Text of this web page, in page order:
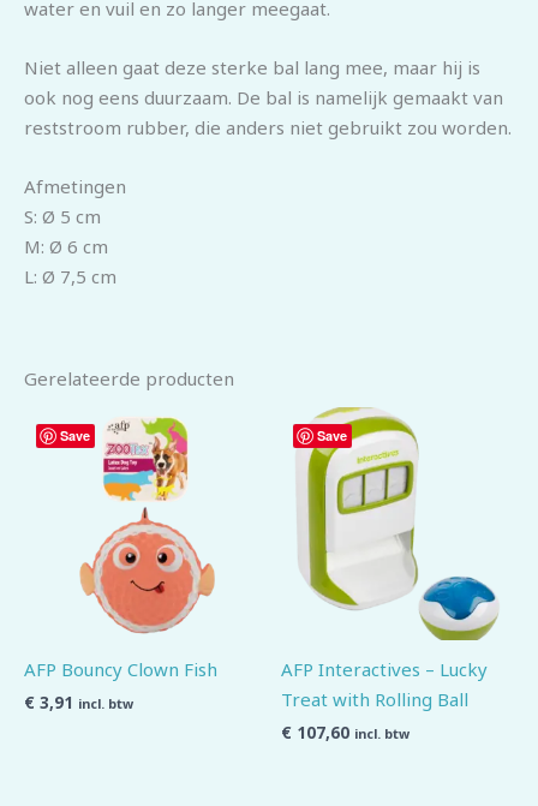
water en vuil en zo langer meegaat.
Niet alleen gaat deze sterke bal lang mee, maar hij is
ook nog eens duurzaam. De bal is namelijk gemaakt van
reststroom rubber, die anders niet gebruikt zou worden.
Afmetingen
S: Ø 5 cm
M: Ø 6 cm
L: Ø 7,5 cm
Gerelateerde producten
Save
AFP Bouncy Clown Fish
€ 3,91 incl. btw
Save
AFP Interactives – Lucky
Treat with Rolling Ball
€ 107,60 incl. btw